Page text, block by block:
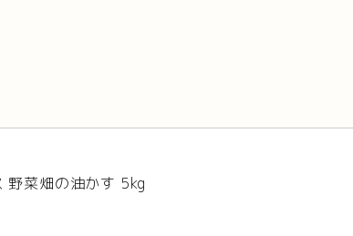
野菜畑の油かす 5kg